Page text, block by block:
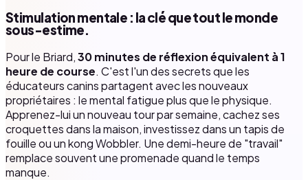
Stimulation mentale : la clé que tout le monde
sous-estime.
Pour le Briard,30 minutes de réflexion équivalent à 1
heure de course. C'est l'un des secrets que les
éducateurs canins partagent avec les nouveaux
propriétaires : le mental fatigue plus que le physique.
Apprenez-lui un nouveau tour par semaine, cachez ses
croquettes dans la maison, investissez dans un tapis de
fouille ou un kong Wobbler. Une demi-heure de "travail"
remplace souvent une promenade quand le temps
manque.